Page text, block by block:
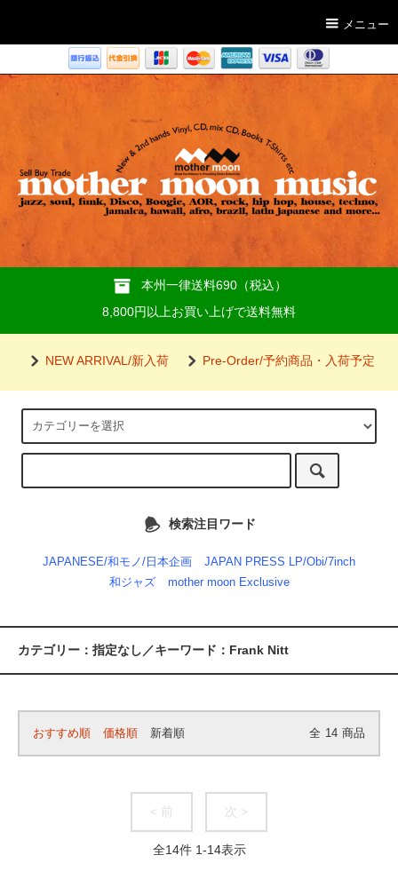
メニュー
本州一律送料690（税込）
8,800円以上お買い上げで送料無料
NEW ARRIVAL/新入荷 Pre-Order/予約商品・入荷予定
検索注目ワード
JAPANESE/和モノ/日本企画
JAPAN PRESS LP/Obi/7inch
和ジャズ
mother moon Exclusive
カテゴリー：指定なし／キーワード：Frank Nitt
おすすめ順 価格順 新着順 全 14 商品
< 前 次 >
全14件 1-14表示